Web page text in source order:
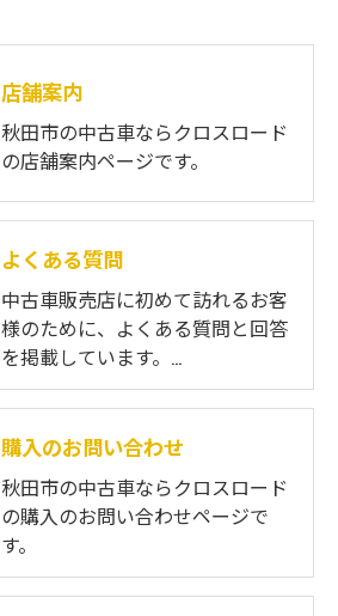
店舗案内
秋田市の中古車ならクロスロード
の店舗案内ページです。
よくある質問
中古車販売店に初めて訪れるお客
様のために、よくある質問と回答
を掲載しています。…
購入のお問い合わせ
秋田市の中古車ならクロスロード
の購入のお問い合わせページで
す。